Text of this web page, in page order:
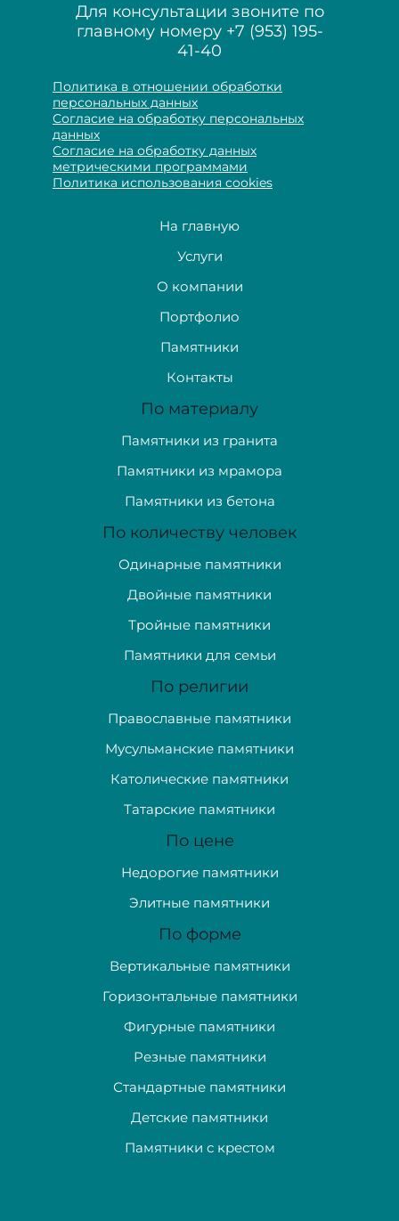
Для консультации звоните по
главному номеру +7 (953) 195-
41-40
Политика в отношении обработки
персональных данных
Согласие на обработку персональных
данных
Согласие на обработку данных
метрическими программами
Политика использования cookies
На главную
Услуги
О компании
Портфолио
Памятники
Контакты
По материалу
Памятники из гранита
Памятники из мрамора
Памятники из бетона
По количеству человек
Одинарные памятники
Двойные памятники
Тройные памятники
Памятники для семьи
По религии
Православные памятники
Мусульманские памятники
Католические памятники
Татарские памятники
По цене
Недорогие памятники
Элитные памятники
По форме
Вертикальные памятники
Горизонтальные памятники
Фигурные памятники
Резные памятники
Стандартные памятники
Детские памятники
Памятники с крестом